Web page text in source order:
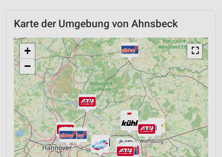
Karte der Umgebung von Ahnsbeck
⛶
+
−